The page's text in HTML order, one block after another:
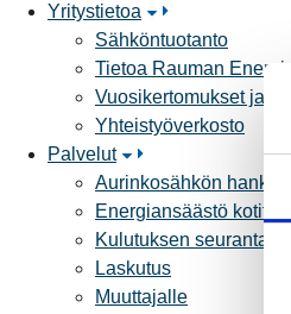
Yritystietoa
Sähköntuotanto
Tietoa Rauman
Vuosikertomukset ja
Yhteistyöverkosto
Palvelut
Aurinkosähkön hankinta
Energiansäästö
Kulutuksen seuranta
Laskutus
Muuttajalle